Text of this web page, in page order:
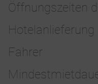
Öffnungszeiten
Hotelanlieferung
Fahrer